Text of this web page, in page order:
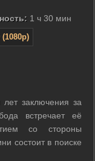
1 ч 30 мин
(1080p)
заключения за
встречает её
со стороны
состоит в поиске
переданной в